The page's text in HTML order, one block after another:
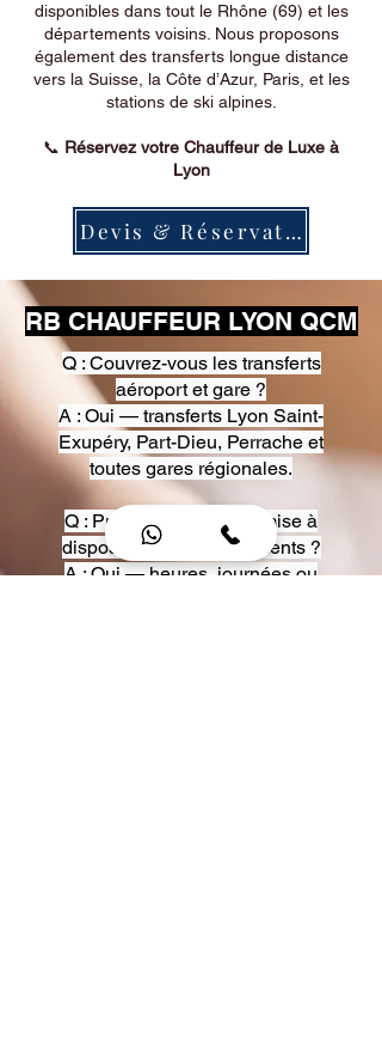
disponibles dans tout le Rhône (69) et les
départements voisins. Nous proposons
également des transferts longue distance
vers la Suisse, la Côte d’Azur, Paris, et les
stations de ski alpines.
📞 Réservez votre Chauffeur de Luxe à
Lyon
Devis & Réservation
RB CHAUFFEUR LYON QCM
Q : Couvrez-vous les transferts
aéroport et gare ?
A : Oui — transferts Lyon Saint-
Exupéry, Part-Dieu, Perrache et
toutes gares régionales.
Q : Proposez-vous une mise à
disposition pour événements ?
A : Oui — heures, journées ou